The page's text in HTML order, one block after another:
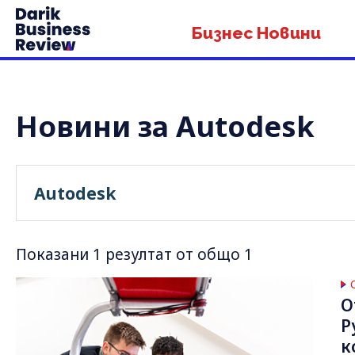
Бизнес Новини
Новини за Autodesk
Показани 1 резултат от общо 1